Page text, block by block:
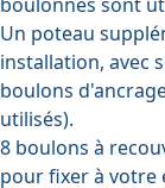
Un poteau
installation, avec
boulons
utilisés).
8 boulons à
pour fixer à votre